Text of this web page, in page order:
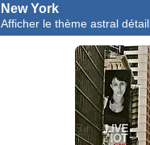
New York
Afficher le thème astral